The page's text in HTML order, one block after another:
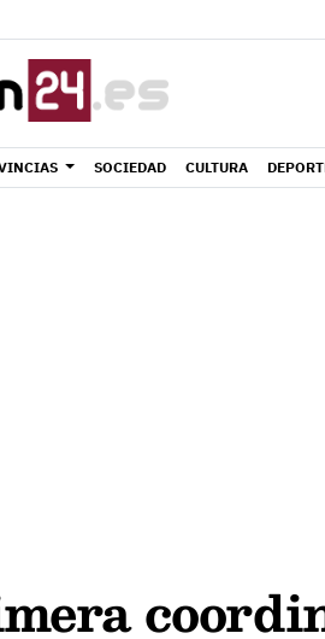
SOCIEDAD CULTURA